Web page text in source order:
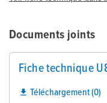
Documents joints
Fiche technique
 Téléchargement (0)